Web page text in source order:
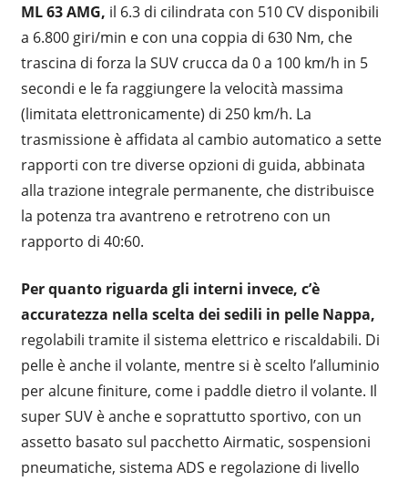
ML 63 AMG, il 6.3 di cilindrata con 510 CV disponibili
a 6.800 giri/min e con una coppia di 630 Nm, che
trascina di forza la SUV crucca da 0 a 100 km/h in 5
secondi e le fa raggiungere la velocità massima
(limitata elettronicamente) di 250 km/h. La
trasmissione è affidata al cambio automatico a sette
rapporti con tre diverse opzioni di guida, abbinata
alla trazione integrale permanente, che distribuisce
la potenza tra avantreno e retrotreno con un
rapporto di 40:60.
Per quanto riguarda gli interni invece, c’è
accuratezza nella scelta dei sedili in pelle Nappa,
regolabili tramite il sistema elettrico e riscaldabili. Di
pelle è anche il volante, mentre si è scelto l’alluminio
per alcune finiture, come i paddle dietro il volante. Il
super SUV è anche e soprattutto sportivo, con un
assetto basato sul pacchetto Airmatic, sospensioni
pneumatiche, sistema ADS e regolazione di livello